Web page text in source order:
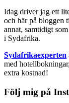
Idag driver jag ett
och här på bloggen
annat, samtidigt
i Sydafrika.
Sydafrikaexperten
med
extra kostnad!
Följ mig på